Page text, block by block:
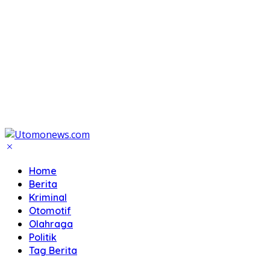
Home
Berita
Kriminal
Otomotif
Olahraga
Politik
Tag Berita